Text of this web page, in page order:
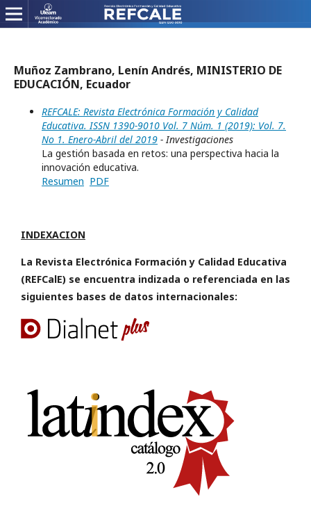
Muñoz Zambrano, Lenín Andrés, MINISTERIO DE
EDUCACIÓN, Ecuador
REFCALE: Revista Electrónica Formación y Calidad
Educativa. ISSN 1390-9010 Vol. 7 Núm. 1 (2019): Vol. 7.
No 1. Enero-Abril del 2019 - Investigaciones
La gestión basada en retos: una perspectiva hacia la
innovación educativa.
Resumen PDF
INDEXACION
La Revista Electrónica Formación y Calidad Educativa
(REFCalE) se encuentra indizada o referenciada en las
siguientes bases de datos internacionales: